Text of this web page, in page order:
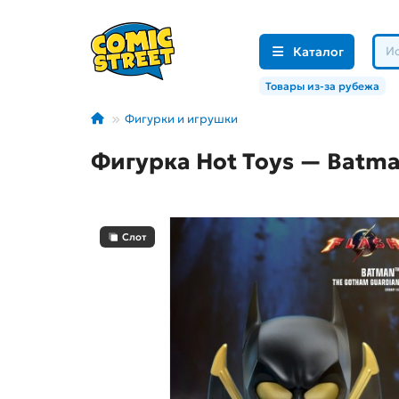
Каталог
Товары из-за рубежа
Фигурки и игрушки
Фигурка Hot Toys —
Слот